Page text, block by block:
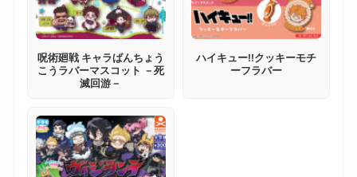
呪術廻戦 キャラばんちょう
こうラバーマスコット －死
滅回游－
ハイキュー!!クッキーモチ
ーフラバー